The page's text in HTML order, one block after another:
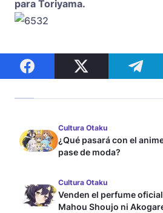
para Toriyama.
Cultura Otaku
¿Qué pasará con el
pase de moda?
Cultura Otaku
Venden el perfume
Mahou Shoujo ni